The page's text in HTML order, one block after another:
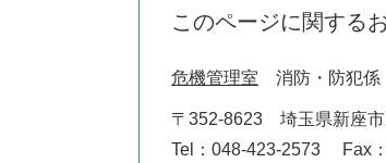
このページに関する
危機管理室 消防・防犯係
〒352-8623
埼玉県新座
Tel：048-423-2573
Fax